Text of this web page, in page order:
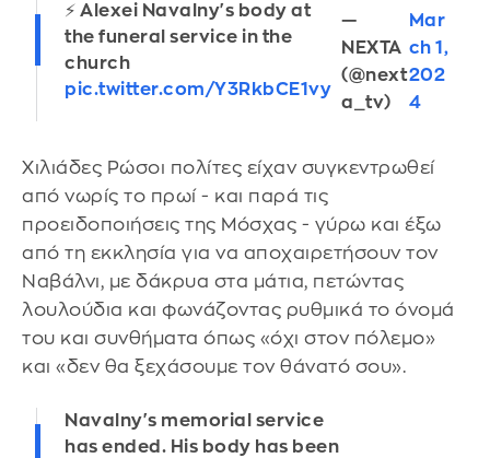
⚡️ Alexei Navalny's body at
the funeral service in the
church
pic.twitter.com/Y3RkbCE1vy
—
NEXTA
(@next
a_tv)
Mar
ch 1,
202
4
Χιλιάδες Ρώσοι πολίτες είχαν συγκεντρωθεί
από νωρίς το πρωί - και παρά τις
προειδοποιήσεις της Μόσχας - γύρω και έξω
από τη εκκλησία για να αποχαιρετήσουν τον
Ναβάλνι, με δάκρυα στα μάτια, πετώντας
λουλούδια και φωνάζοντας ρυθμικά το όνομά
του και συνθήματα όπως «όχι στον πόλεμο»
και «δεν θα ξεχάσουμε τον θάνατό σου».
Navalny's memorial service
has ended. His body has been